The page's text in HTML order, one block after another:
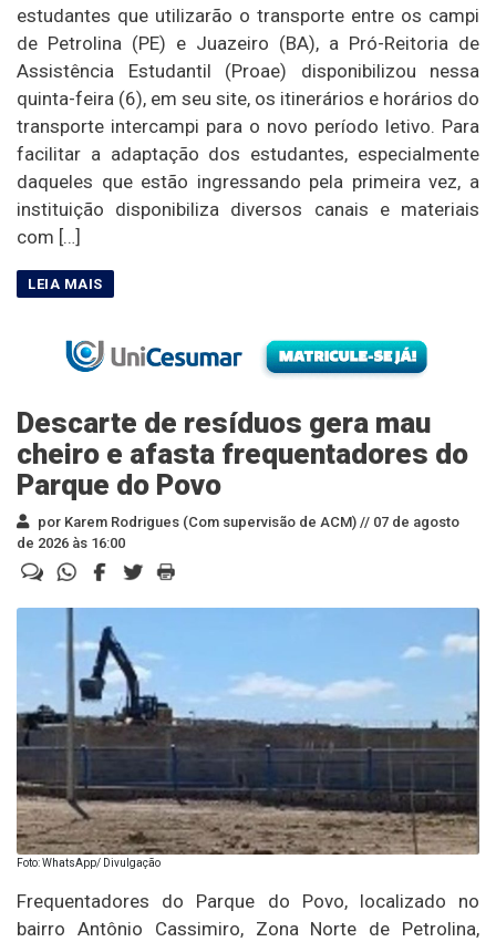
estudantes que utilizarão o transporte entre os campi
de Petrolina (PE) e Juazeiro (BA), a Pró-Reitoria de
Assistência Estudantil (Proae) disponibilizou nessa
quinta-feira (6), em seu site, os itinerários e horários do
transporte intercampi para o novo período letivo. Para
facilitar a adaptação dos estudantes, especialmente
daqueles que estão ingressando pela primeira vez, a
instituição disponibiliza diversos canais e materiais
com […]
Descarte de resíduos gera mau
cheiro e afasta frequentadores do
Parque do Povo
por Karem Rodrigues (Com supervisão de ACM) // 07 de agosto
de 2026 às 16:00
Foto: WhatsApp/ Divulgação
Frequentadores do Parque do Povo, localizado no
bairro Antônio Cassimiro, Zona Norte de Petrolina,